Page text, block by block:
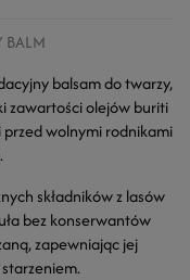
BALM
balsam do twarzy,
zawartości olejów buriti
wolnymi rodnikami
składników z lasów
bez konserwantów
zapewniając jej